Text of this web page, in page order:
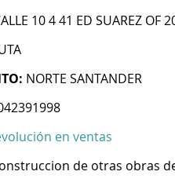
10 4 41 ED SUAREZ OF
NORTE SANTANDER
en ventas
de otras obras